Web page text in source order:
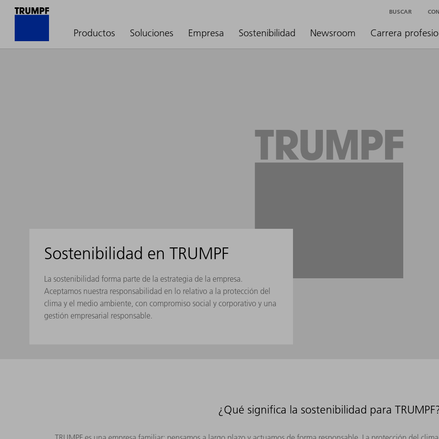
Productos Soluciones Empresa Sostenibilidad Newsroom Carrera
BUSCAR
Sostenibilidad en TRUMPF
La sostenibilidad forma parte de la estrategia de la empresa.
Aceptamos nuestra responsabilidad en lo relativo a la protección del
clima y el medio ambiente, con compromiso social y corporativo y una
gestión empresarial responsable.
¿Qué significa la sostenibilidad para